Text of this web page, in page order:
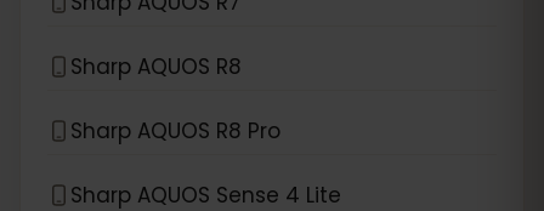
Sharp AQUOS R8
Sharp AQUOS R8 Pro
Sharp AQUOS Sense 4 Lite